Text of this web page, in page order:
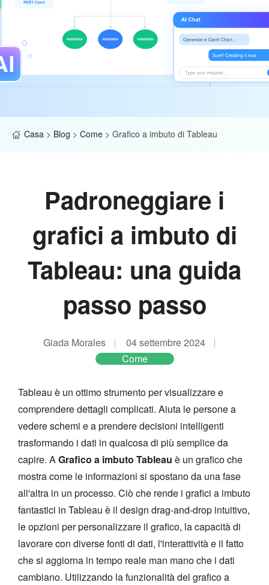
Casa > Blog > Come > Grafico a imbuto di Tableau
Padroneggiare i
grafici a imbuto di
Tableau: una guida
passo passo
Giada Morales
04 settembre 2024
Come
Tableau è un ottimo strumento per visualizzare e
comprendere dettagli complicati. Aiuta le persone a
vedere schemi e a prendere decisioni intelligenti
trasformando i dati in qualcosa di più semplice da
capire. AGrafico a imbuto Tableau è un grafico che
mostra come le informazioni si spostano da una fase
all'altra in un processo. Ciò che rende i grafici a imbuto
fantastici in Tableau è il design drag-and-drop intuitivo,
le opzioni per personalizzare il grafico, la capacità di
lavorare con diverse fonti di dati, l'interattività e il fatto
che si aggiorna in tempo reale man mano che i dati
cambiano. Utilizzando la funzionalità del grafico a